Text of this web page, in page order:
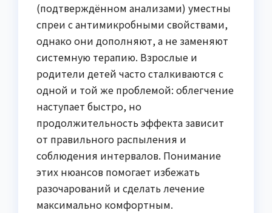
(подтверждённом анализами) уместны
спреи с антимикробными свойствами,
однако они дополняют, а не заменяют
системную терапию. Взрослые и
родители детей часто сталкиваются с
одной и той же проблемой: облегчение
наступает быстро, но
продолжительность эффекта зависит
от правильного распыления и
соблюдения интервалов. Понимание
этих нюансов помогает избежать
разочарований и сделать лечение
максимально комфортным.